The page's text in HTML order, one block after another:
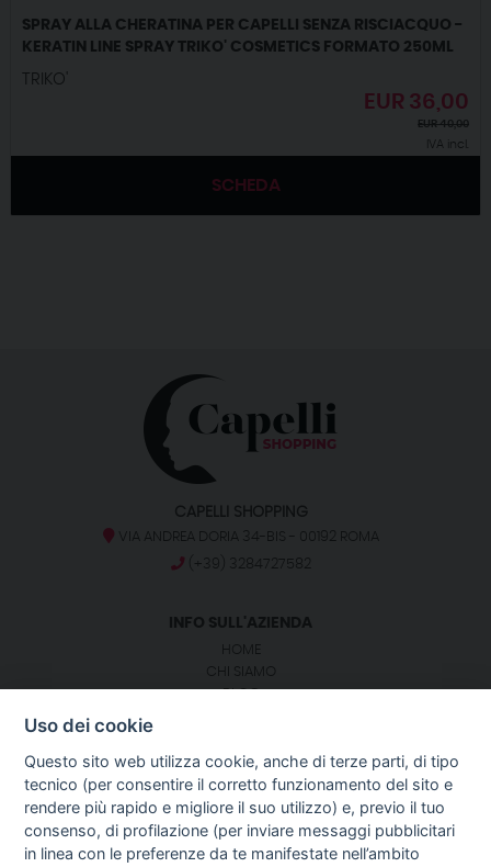
SPRAY ALLA CHERATINA PER CAPELLI SENZA RISCIACQUO -
KERATIN LINE SPRAY TRIKO' COSMETICS FORMATO 250ML
TRIKO'
EUR 36,00
EUR40,00
IVA incl.
SCHEDA
CAPELLI SHOPPING
VIA ANDREA DORIA 34-BIS - 00192 ROMA
(+39) 3284727582
INFO SULL'AZIENDA
HOME
CHI SIAMO
SEGUICI SU:
GUIDA AGLI ACQUISTI
Uso dei cookie
Questo sito web utilizza cookie, anche di terze parti, di tipo
tecnico (per consentire il corretto funzionamento del sito e
rendere più rapido e migliore il suo utilizzo) e, previo il tuo
consenso, di profilazione (per inviare messaggi pubblicitari
in linea con le preferenze da te manifestate nell’ambito